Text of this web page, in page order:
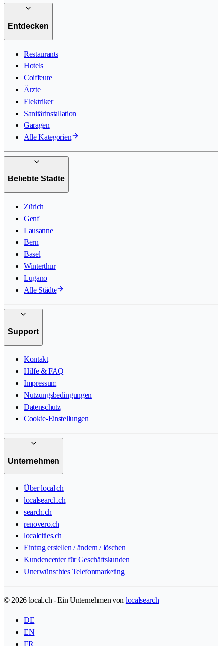
Entdecken
Restaurants
Hotels
Coiffeure
Ärzte
Elektriker
Sanitärinstallation
Garagen
Alle Kategorien
Beliebte Städte
Zürich
Genf
Lausanne
Bern
Basel
Winterthur
Lugano
Alle Städte
Support
Kontakt
Hilfe & FAQ
Impressum
Nutzungsbedingungen
Datenschutz
Cookie-Einstellungen
Unternehmen
Über local.ch
localsearch.ch
search.ch
renovero.ch
localcities.ch
Eintrag erstellen / ändern / löschen
Kundencenter für Geschäftskunden
Unerwünschtes Telefonmarketing
© 2026 local.ch - Ein Unternehmen von localsearch
DE
EN
FR